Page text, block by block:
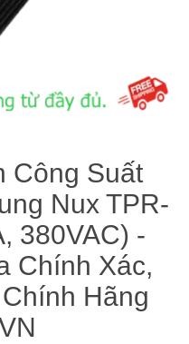
Công Suất
Nux TPR-
380VAC) -
Chính Xác,
Hãng